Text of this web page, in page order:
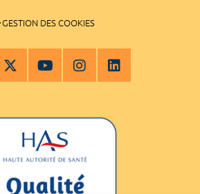
GESTION DES COOKIES